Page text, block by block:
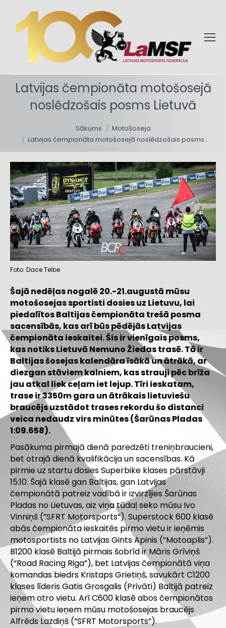
Latvijas čempionāta motošosejā
noslēdzošais posms Lietuvā
Sākums
Motošoseja
Latvijas čempionāta motošosejā noslēdzošais posms…
Foto: Dace Teibe
Šajā nedēļas nogalē 20.-21.augustā mūsu
motošosejas sportisti dosies uz Lietuvu, lai
piedalītos Baltijas čempionāta trešā posma
sacensībās, kas arī būs pēdējās Latvijas
čempionāta ieskaitei. Šis ir vienīgais posms,
kas notiks Lietuvā Nemuno Žiedas trasē. Tā ir
Baltijas šosejas kalendāra īsākā un ātrākā, ar
diezgan stāviem kalniem, kas strauji pēc brīža
jau atkal liek ceļam iet lejup. Tīri ieskatam,
trase ir 3350m gara un ātrākais lietuviešu
braucējs uzstādot trases rekordu šo distanci
veica nedaudz virs minūtes (Šarūnas Pladas
1:09.658).
Pasākuma pirmajā dienā paredzēti treniņbraucieni,
bet otrajā dienā kvalifikācija un sacensības. Kā
pirmie uz startu dosies Superbike klases pārstāvji
15:10. Šajā klasē gan Baltijas, gan Latvijas
čempionātā patreiz vadībā ir izvirzījies Šarūnas
Pladas no Lietuvas, aiz viņa tūdaļ seko mūsu Ivo
Vinniņš (”SFRT Motorsports”). Superstock 600 klasē
abās čempionāta ieskaitēs pirmo vietu ir ieņēmis
motosportists no Latvijas Gints Apinis (”Motoaplis”).
B1200 klasē Baltijā pirmais šobrīd ir Māris Grīviņš
(“Road Racing Riga”), bet Latvijas čempionātā viņa
komandas biedrs Kristaps Grietiņš, savukārt C1200
klases līderis Gatis Grosgalis (Privāti) Baltijā patreiz
ieņem otro vietu. Arī C600 klasē abos čempionātos
pirmo vietu ieņem mūsu motošosejas braucējs
Alfrēds Lazdiņš (”SFRT Motorsports”).